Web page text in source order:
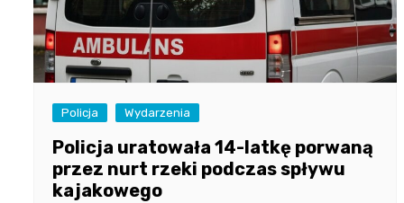
Policja Wydarzenia
Policja uratowała 14-latkę porwaną
przez nurt rzeki podczas spływu
kajakowego